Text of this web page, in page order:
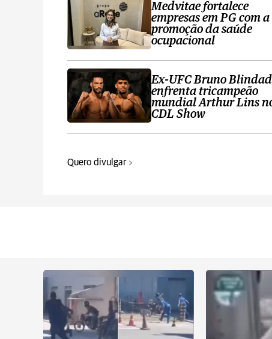
Medvitae fortalece
empresas em PG com a
promoção da saúde
ocupacional
Ex-UFC Bruno
enfrenta tricampeão
mundial Arthur Lins
CDL Show
Quero divulgar